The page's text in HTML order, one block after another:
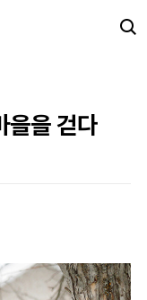
을을 걷다